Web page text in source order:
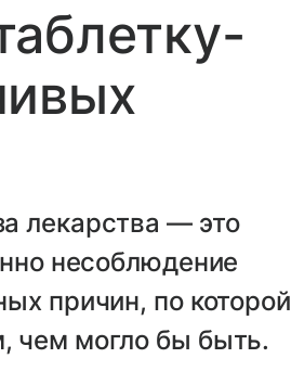
лекарства — это
несоблюдение
причин, по которой
чем могло бы быть.